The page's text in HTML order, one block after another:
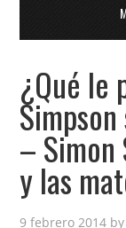
¿Qué le
– Simon
y las
9 febrero 2014